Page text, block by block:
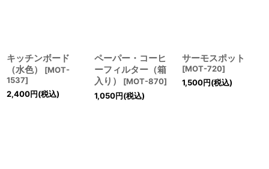
キッチンボード
（水色）
[MOT-
1537]
2,400円(税込)
ペーパー・コーヒ
ーフィルター（箱
入り）
[MOT-870]
1,050円(税込)
サーモスポット
[MOT-720]
1,500円(税込)